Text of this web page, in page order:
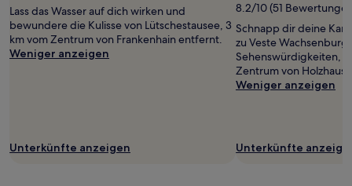
Lass das Wasser auf dich wirken und
bewundere die Kulisse von Lütschestausee, 3
km vom Zentrum von Frankenhain entfernt.
Weniger anzeigen
Unterkünfte anzeigen
8.2/10 (51
Schnapp dir deine
zu Veste
Sehenswürdigkeiten,
Zentrum von
Weniger anzeigen
Unterkünfte